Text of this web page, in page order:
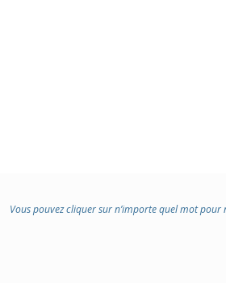
Vous pouvez cliquer sur n’importe quel mot